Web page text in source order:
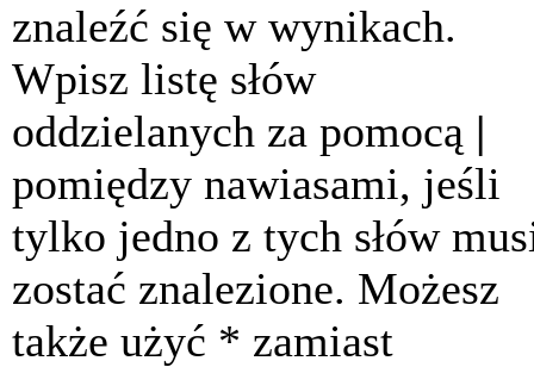
znaleźć się w wynikach.
Wpisz listę słów
oddzielanych za pomocą |
pomiędzy nawiasami, jeśli
tylko jedno z tych słów
zostać znalezione. Możesz
także użyć * zamiast